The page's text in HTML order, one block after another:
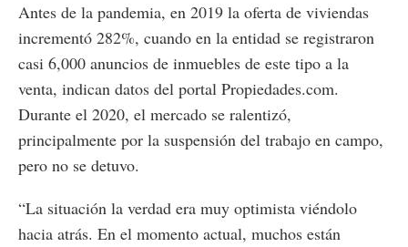
Antes de la pandemia, en 2019 la oferta de viviendas
incrementó 282%, cuando en la entidad se registraron
casi 6,000 anuncios de inmuebles de este tipo a la
venta, indican datos del portal Propiedades.com.
Durante el 2020, el mercado se ralentizó,
principalmente por la suspensión del trabajo en campo,
pero no se detuvo.
“La situación la verdad era muy optimista viéndolo
hacia atrás. En el momento actual, muchos están